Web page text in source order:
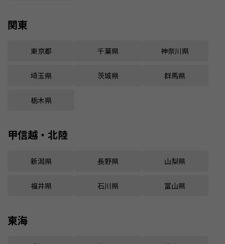
関東
東京都 千葉県 神奈川県
埼玉県 茨城県 群馬県
栃木県
甲信越・北陸
新潟県 長野県 山梨県
福井県 石川県 富山県
東海